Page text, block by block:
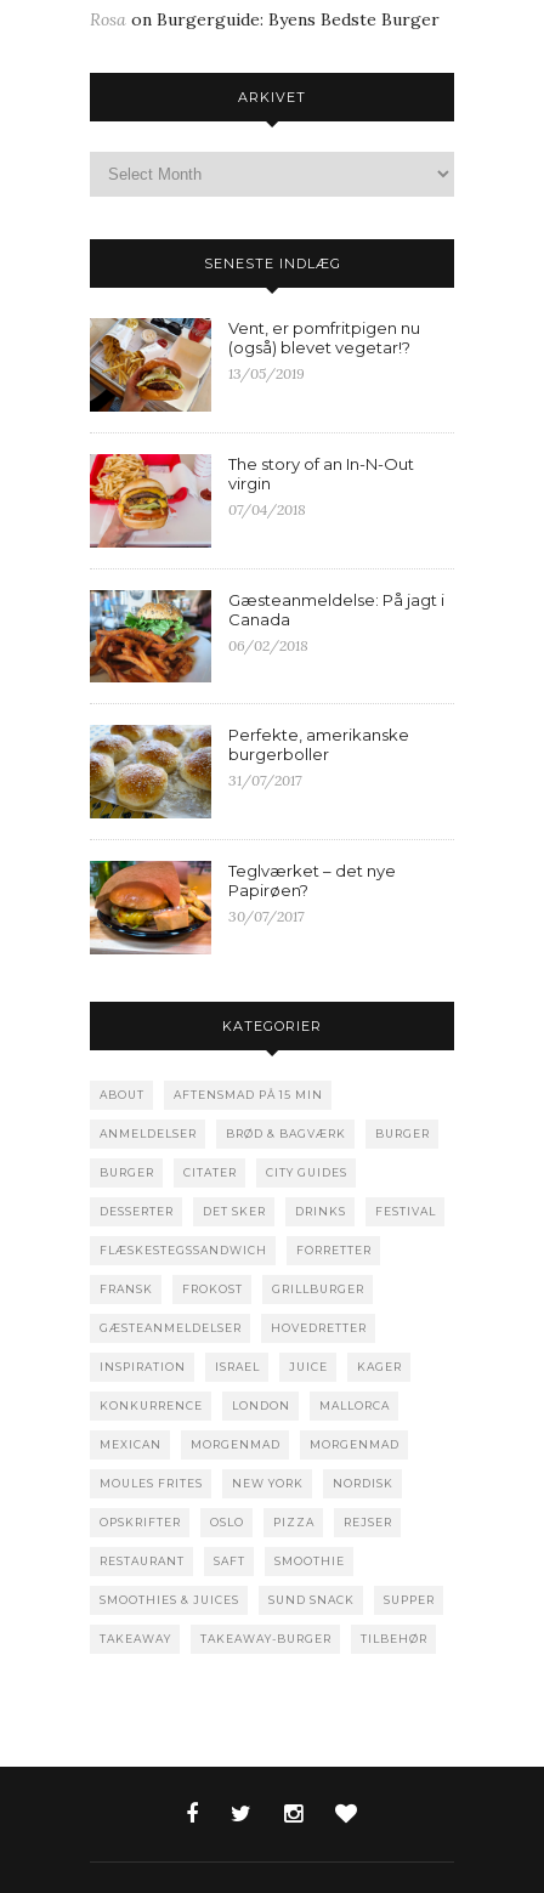
Rosa on Burgerguide: Byens Bedste Burger
ARKIVET
SENESTE INDLÆG
Vent, er pomfritpigen nu
(også) blevet vegetar!?
13/05/2019
The story of an In-N-Out
virgin
07/04/2018
Gæsteanmeldelse: På jagt i
Canada
06/02/2018
Perfekte, amerikanske
burgerboller
31/07/2017
Teglværket – det nye
Papirøen?
30/07/2017
KATEGORIER
ABOUT AFTENSMAD PÅ 15 MIN
ANMELDELSER BRØD & BAGVÆRK BURGER
BURGER CITATER CITY GUIDES
DESSERTER DET SKER DRINKS FESTIVAL
FLÆSKESTEGSSANDWICH FORRETTER
FRANSK FROKOST GRILLBURGER
GÆSTEANMELDELSER HOVEDRETTER
INSPIRATION ISRAEL JUICE KAGER
KONKURRENCE LONDON MALLORCA
MEXICAN MORGENMAD MORGENMAD
MOULES FRITES NEW YORK NORDISK
OPSKRIFTER OSLO PIZZA REJSER
RESTAURANT SAFT SMOOTHIE
SMOOTHIES & JUICES SUND SNACK SUPPER
TAKEAWAY TAKEAWAY-BURGER TILBEHØR